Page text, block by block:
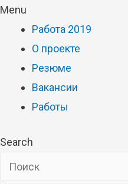
Menu
Работа 2019
О проекте
Резюме
Вакансии
Работы
Search